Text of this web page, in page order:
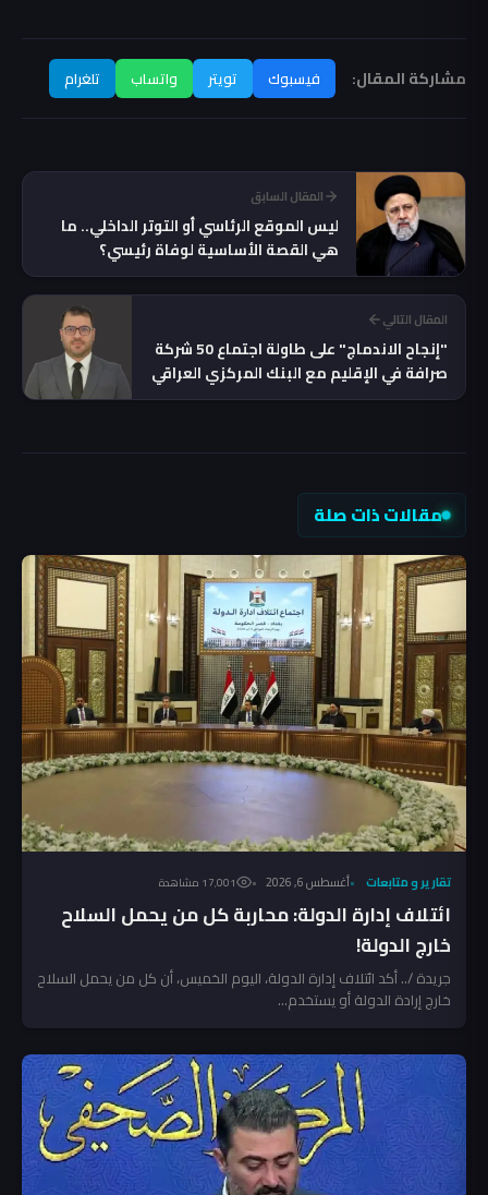
مشاركة المقال: فيسبوك تويتر واتساب تلغرام
المقال السابق
ليس الموقع الرئاسي أو التوتر الداخلي.. ما
هي القصة الأساسية لوفاة رئيسي؟
المقال التالي
"إنجاح الاندماج" على طاولة اجتماع 50 شركة
صرافة في الإقليم مع البنك المركزي العراقي
مقالات ذات صلة
تقارير و متابعات أغسطس 6, 2026 17٬001 مشاهدة
ائتلاف إدارة الدولة: محاربة كل من يحمل السلاح
خارج الدولة!
جريدة /.. أكد ائتلاف إدارة الدولة، اليوم الخميس، أن كل من يحمل السلاح
خارج إرادة الدولة أو يستخدم...